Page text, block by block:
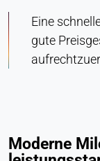
Eine
gute
Moderne
_li_id.#,
Zweck: